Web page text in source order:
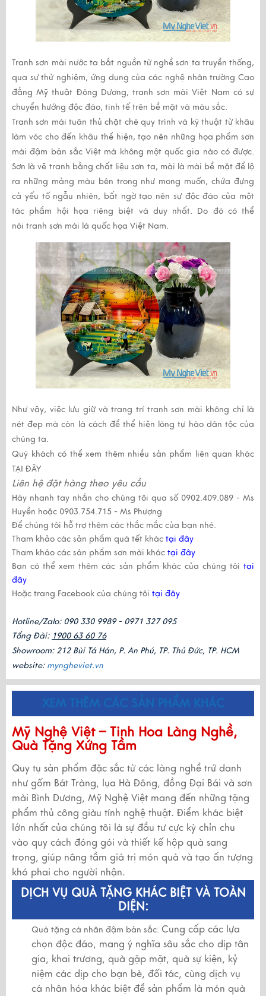
Tranh sơn mài nước ta bắt nguồn từ nghề sơn ta truyền thống,
qua sự thử nghiệm, ứng dụng của các nghệ nhân trường Cao
đẳng Mỹ thuật Đông Dương, tranh sơn mài Việt Nam có sự
chuyển hướng độc đáo, tinh tế trên bề mặt và màu sắc.
Tranh sơn mài tuân thủ chặt chẽ quy trình và kỹ thuật từ khâu
làm vóc cho đến khâu thể hiện, tạo nên những họa phẩm sơn
mài đậm bản sắc Việt mà không một quốc gia nào có được.
Sơn là vẽ tranh bằng chất liệu sơn ta, mài là mài bề mặt để lộ
ra những mảng màu bên trong như mong muốn, chứa đựng
cả yếu tố ngẫu nhiên, bất ngờ tạo nên sự độc đáo của một
tác phẩm hội họa riêng biệt và duy nhất. Do đó có thể
nói tranh sơn mài là quốc họa Việt Nam.
Như vậy, việc lưu giữ và trang trítranh sơn mài không chỉ là
nét đẹp mà còn là cách để thể hiện lòng tự hào dân tộc của
chúng ta.
Quý khách có thể xem thêm nhiều sản phẩm liên quan khác
TẠI ĐÂY
Liên hệ đặt hàng theo yêu cầu
Hãy nhanh tay nhắn cho chúng tôi qua số 0902.409.089 - Ms
Huyền hoặc 0903.754.715 - Ms Phượng
Để chúng tôi hỗ trợ thêm các thắc mắc của bạn nhé.
Tham khảo các sản phẩm quà tết khác tại đây
Tham khảo các sản phẩm sơn mài khác tại đây
Bạn có thể xem thêm các sản phẩm khác của chúng tôi tại
đây
Hoặc trang Facebook của chúng tôi tại đây
Hotline/Zalo: 090 330 9989 - 0971 327 095
Tổng Đài: 1900 63 60 76
Showroom: 212 Bùi Tá Hán, P. An Phú, TP. Thủ Đức, TP. HCM
website: myngheviet.vn
XEM THÊM CÁC SẢN PHẨM KHÁC
Mỹ Nghệ Việt – Tinh Hoa Làng Nghề,
Quà Tặng Xứng Tầm
Quy tụ sản phẩm đặc sắc từ các làng nghề trứ danh
như gốm Bát Tràng, lụa Hà Đông, đồng Đại Bái và sơn
mài Bình Dương, Mỹ Nghệ Việt mang đến những tặng
phẩm thủ công giàu tính nghệ thuật. Điểm khác biệt
lớn nhất của chúng tôi là sự đầu tư cực kỳ chỉn chu
vào quy cách đóng gói và thiết kế hộp quà sang
trọng, giúp nâng tầm giá trị món quà và tạo ấn tượng
khó phai cho người nhận.
DỊCH VỤ QUÀ TẶNG KHÁC BIỆT VÀ TOÀN
DIỆN:
Quà tặng cá nhân đậm bản sắc: Cung cấp các lựa
chọn độc đáo, mang ý nghĩa sâu sắc cho dịp tân
gia, khai trương, quà gặp mặt, quà sự kiện, kỷ
niệm các dịp cho bạn bè, đối tác, cùng dịch vụ
cá nhân hóa khác biệt để sản phẩm là món quà